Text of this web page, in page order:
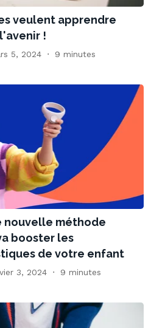
veulent apprendre
!
5, 2024 9 minutes
nouvelle méthode
booster les
de votre enfant
3, 2024 9 minutes